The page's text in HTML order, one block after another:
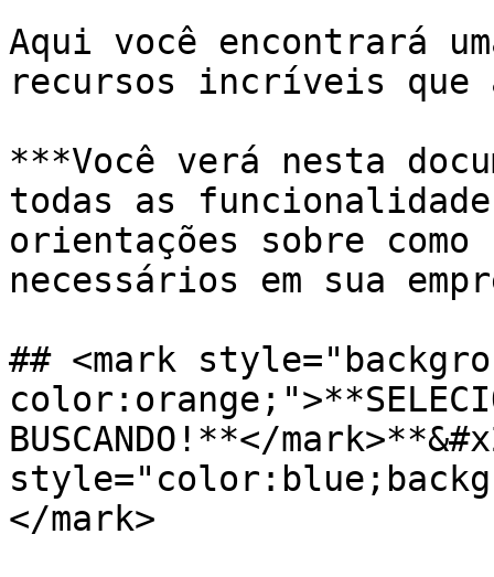
Aqui você encontrará
recursos incríveis que
***Você verá nesta
todas as
orientações sobre
necessários em sua
## <mark
BUSCANDO!**</
</mark>